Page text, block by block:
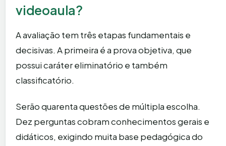
videoaula?
A avaliação tem três etapas fundamentais e
decisivas. A primeira é a prova objetiva, que
possui caráter eliminatório e também
classificatório.
Serão quarenta questões de múltipla escolha.
Dez perguntas cobram conhecimentos gerais e
didáticos, exigindo muita base pedagógica do